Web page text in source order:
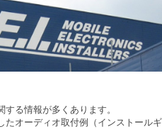
る情報が多くあります。
たオーディオ取付例（インストール